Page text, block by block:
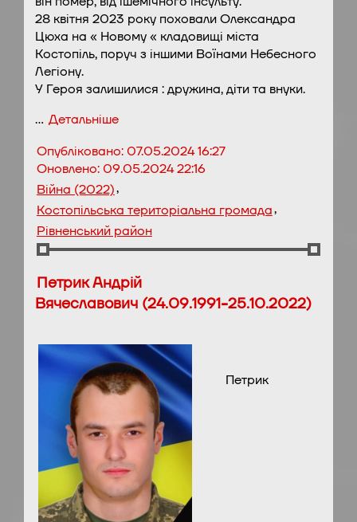
28 квітня 2023 року поховали Олександра
Цюха на « Новому « кладовищі міста
Костопіль, поруч з іншими Воїнами Небесного
Легіону.
У Героя залишилися : дружина, діти та внуки.
… Детальніше
Опубліковано:07.05.2024 16:27
Оновлено:09.05.2024 22:16
Війна (2022),
Костопільська територіальна громада,
Рівненський район
Петрик Андрій
Вячеславович (24.09.1991-25.10.2022)
Петрик